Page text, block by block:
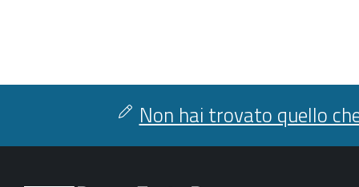
Non hai trovato quello